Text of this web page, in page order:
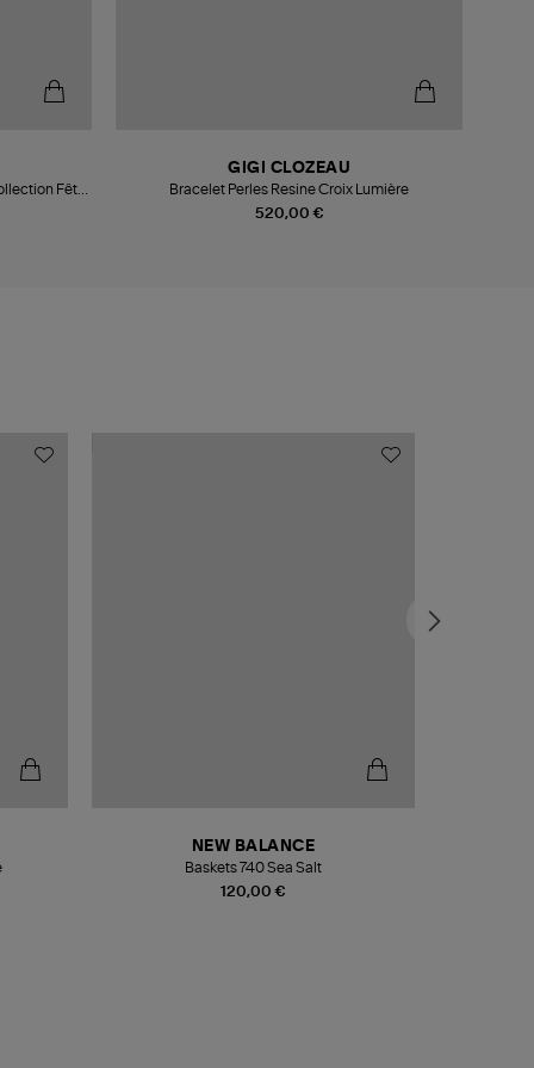
Fête
520,00 €
GIGI CLOZEAU
Bracelet Perles Resine Croix Lumière
120,00 €
NEW BALANCE
Baskets 740 Sea Salt